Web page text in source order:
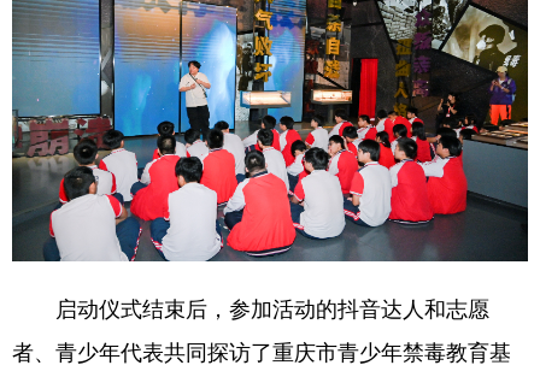
启动仪式结束后，参加活动的抖音达人和志愿
者、青少年代表共同探访了重庆市青少年禁毒教育基